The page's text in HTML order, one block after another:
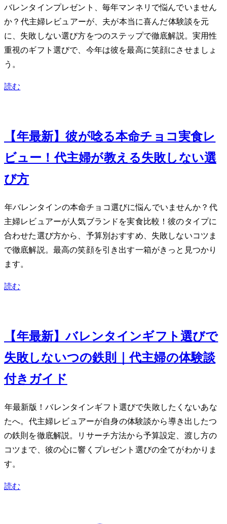
バレンタインプレゼント、毎年マンネリで悩んでいません
か？40代主婦レビュアーが、夫が本当に喜んだ体験談を元
に、失敗しない選び方を5つのステップで徹底解説。実用性
重視のギフト選びで、今年は彼を最高に笑顔にさせましょ
う。
読む
【2024年最新】彼が唸る本命チョコ実食レ
ビュー！40代主婦が教える失敗しない選
び方
2024年バレンタインの本命チョコ選びに悩んでいませんか？40代
主婦レビュアーが人気ブランドを実食比較！彼のタイプに
合わせた選び方から、予算別おすすめ、失敗しないコツま
で徹底解説。最高の笑顔を引き出す一箱がきっと見つかり
ます。
読む
【2024年最新】バレンタインギフト選びで
失敗しない7つの鉄則｜40代主婦の体験談
付きガイド
2024年最新版！バレンタインギフト選びで失敗したくないあな
たへ。40代主婦レビュアーが自身の体験談から導き出した7つ
の鉄則を徹底解説。リサーチ方法から予算設定、渡し方の
コツまで、彼の心に響くプレゼント選びの全てがわかりま
す。
読む